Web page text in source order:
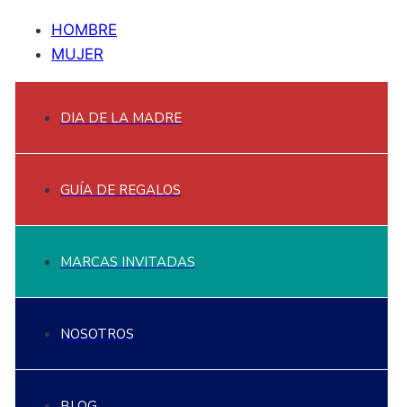
HOMBRE
MUJER
DIA DE LA MADRE
GUÍA DE REGALOS
MARCAS INVITADAS
NOSOTROS